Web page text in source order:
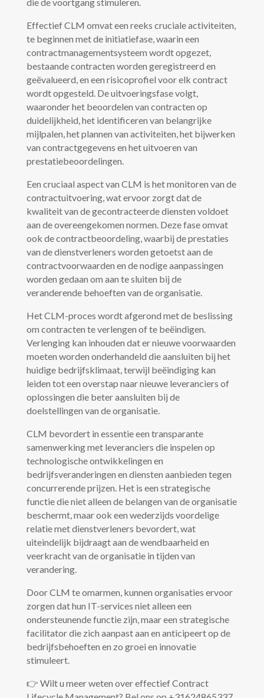
Effectief CLM omvat een reeks cruciale activiteiten,
te beginnen met de initiatiefase, waarin een
contractmanagementsysteem wordt opgezet,
bestaande contracten worden geregistreerd en
geëvalueerd, en een risicoprofiel voor elk contract
wordt opgesteld. De uitvoeringsfase volgt,
waaronder het beoordelen van contracten op
duidelijkheid, het identificeren van belangrijke
mijlpalen, het plannen van activiteiten, het bijwerken
van contractgegevens en het uitvoeren van
prestatiebeoordelingen.
Een cruciaal aspect van CLM is het monitoren van de
contractuitvoering, wat ervoor zorgt dat de
kwaliteit van de gecontracteerde diensten voldoet
aan de overeengekomen normen. Deze fase omvat
ook de contractbeoordeling, waarbij de prestaties
van de dienstverleners worden getoetst aan de
contractvoorwaarden en de nodige aanpassingen
worden gedaan om aan te sluiten bij de
veranderende behoeften van de organisatie.
Het CLM-proces wordt afgerond met de beslissing
om contracten te verlengen of te beëindigen.
Verlenging kan inhouden dat er nieuwe voorwaarden
moeten worden onderhandeld die aansluiten bij het
huidige bedrijfsklimaat, terwijl beëindiging kan
leiden tot een overstap naar nieuwe leveranciers of
oplossingen die beter aansluiten bij de
doelstellingen van de organisatie.
CLM bevordert in essentie een transparante
samenwerking met leveranciers die inspelen op
technologische ontwikkelingen en
bedrijfsveranderingen en diensten aanbieden tegen
concurrerende prijzen. Het is een strategische
functie die niet alleen de belangen van de organisatie
beschermt, maar ook een wederzijds voordelige
relatie met dienstverleners bevordert, wat
uiteindelijk bijdraagt ​​aan de wendbaarheid en
veerkracht van de organisatie in tijden van
verandering.
Door CLM te omarmen, kunnen organisaties ervoor
zorgen dat hun IT-services niet alleen een
ondersteunende functie zijn, maar een strategische
facilitator die zich aanpast aan en anticipeert op de
bedrijfsbehoeften en zo groei en innovatie
stimuleert.
👉 Wilt u meer weten over effectief Contract